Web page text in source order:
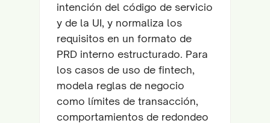
intención del código de servicio
y de la UI, y normaliza los
requisitos en un formato de
PRD interno estructurado. Para
los casos de uso de fintech,
modela reglas de negocio
como límites de transacción,
comportamientos de redondeo